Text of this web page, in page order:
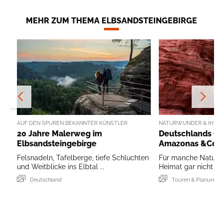
MEHR ZUM THEMA ELBSANDSTEINGEBIRGE
AUF DEN SPUREN BEKANNTER KÜNSTLER
20 Jahre Malerweg im
Elbsandsteingebirge
Felsnadeln, Tafelberge, tiefe Schluchten
und Weitblicke ins Elbtal ...
Deutschland
NATURWUNDER &
Deutschlands
Amazonas &Co
Für manche
Heimat gar nicht
Touren & Planung